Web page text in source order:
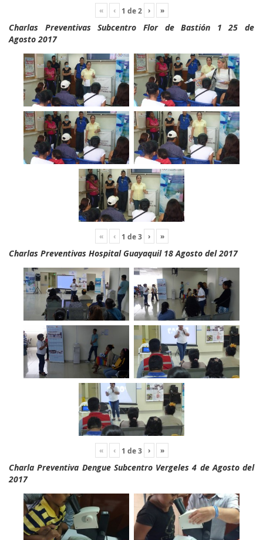
« ‹ 1 de2 › »
Charlas Preventivas Subcentro Flor de Bastión 1 25 de
Agosto 2017
« ‹ 1 de3 › »
Charlas Preventivas Hospital Guayaquil 18 Agosto del 2017
« ‹ 1 de3 › »
Charla Preventiva Dengue Subcentro Vergeles 4 de Agosto del
2017